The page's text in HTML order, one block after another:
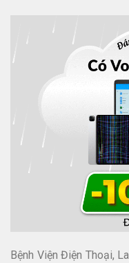
Bệnh Viện Điện Thoại,